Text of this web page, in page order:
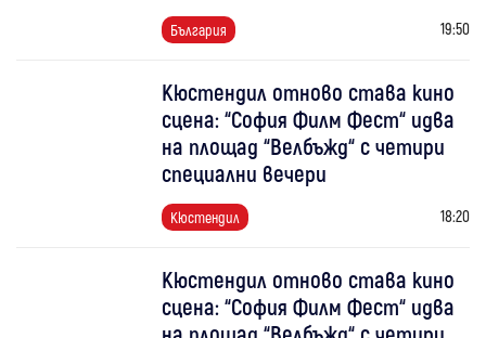
България 19:50
Кюстендил отново става кино
сцена: “София Филм Фест“ идва
на площад “Велбъжд“ с четири
специални вечери
Кюстендил 18:20
Кюстендил отново става кино
сцена: “София Филм Фест“ идва